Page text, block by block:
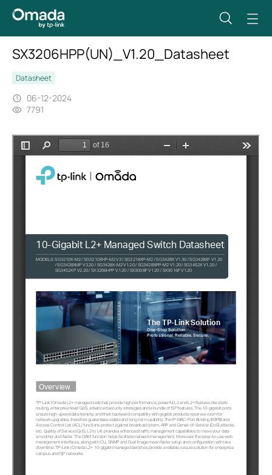
SX3206HPP(UN)_V1.20_Datasheet
Datasheet
06-12-2024
7791